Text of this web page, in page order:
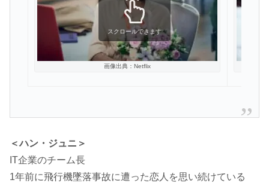
画像出典：Netflix
スクロールできます
＜ハン・ジュニ＞
IT企業のチーム長
1年前に飛行機墜落事故に遭った恋人を思い続けている